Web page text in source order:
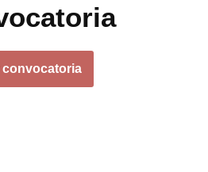
convocatoria